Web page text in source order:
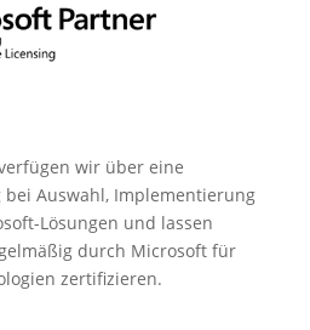
wir über eine
Auswahl, Implementierung
Lösungen und lassen
durch Microsoft für
zertifizieren.